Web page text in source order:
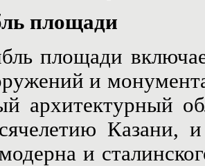
площади
площади
и
архитектурный
Казани,
и